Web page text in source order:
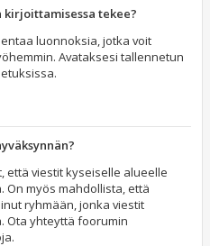
kirjoittamisessa tekee?
luonnoksia, jotka voit
Avataksesi tallennetun
että viestit kyseiselle alueelle
myös mahdollista, että
ryhmään, jonka viestit
Ota yhteyttä foorumin